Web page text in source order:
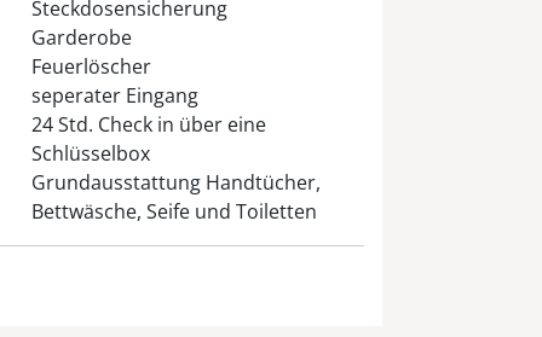
mit Einstellungsmodul und
Kaffeemaschine,
Küchenwaage, WMF Kochgeschirr,
Feuerlöscher und Löschdecke,
Viskosematratzen und elektrisch
Bettdecken 155x220 cm,
Rauchmelder, Kinderreisebett
von Schlafmond; Kopfkissen
Steckdosensicherung
Garderobe
Feuerlöscher
seperater Eingang
24 Std. Check in über eine
Schlüsselbox
Grundausstattung Handtücher,
Bettwäsche, Seife und Toiletten